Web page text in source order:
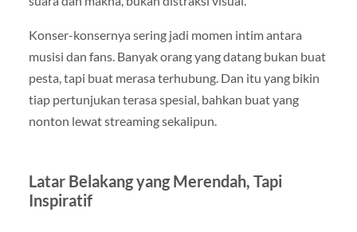
Konser-konsernya sering jadi momen intim antara
musisi dan fans. Banyak orang yang datang bukan buat
pesta, tapi buat merasa terhubung. Dan itu yang bikin
tiap pertunjukan terasa spesial, bahkan buat yang
nonton lewat streaming sekalipun.
Latar Belakang yang Merendah, Tapi
Inspiratif